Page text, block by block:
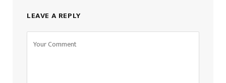
LEAVE A REPLY